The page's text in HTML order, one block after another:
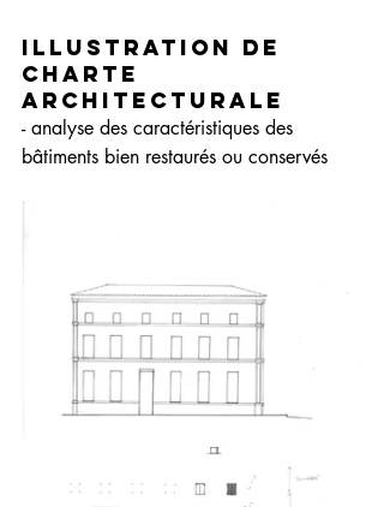
Illustration de
charte
architecturale
- analyse des caractéristiques des
bâtiments bien restaurés ou conservés